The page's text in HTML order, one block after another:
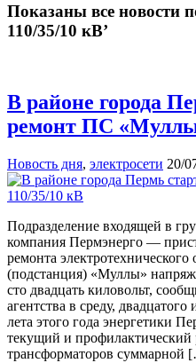
Показаны все новости
110/35/10 кВ’
В районе города
ремонт ПС
Новость дня, электросети 20/
Подразделение входящей в
компания Пермэнерго —
ремонта
(подстанция) «Муллы»
сто двадцать киловольт,
агентства в среду,
лета этого года энергетики
текущий и
трансформаторов суммарной